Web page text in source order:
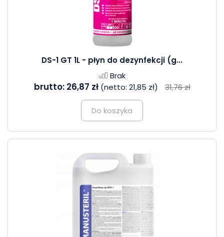
DS-1 GT 1L - płyn do dezynfekcji (g...
Brak
brutto: 26,87 zł (netto: 21,85 zł) 31,76 zł
Do koszyka